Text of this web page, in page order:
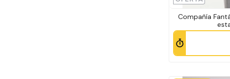
Compañía